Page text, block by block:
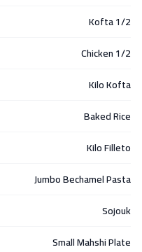
1/2 Kofta
1/2 Chicken
Kilo Kofta
Baked Rice
Kilo Filleto
Jumbo Bechamel Pasta
Sojouk
Small Mahshi Plate